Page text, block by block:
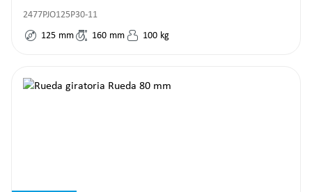
2477PJO125P30-11
125 mm 160 mm 100 kg